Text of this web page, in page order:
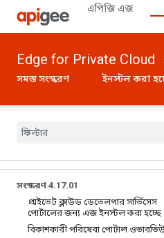
এপিজি এজ
Edge for Private Cloud
সমস্ত সংস্করণ ইনস্টল করা
সংস্করণ 4.17.01
প্রাইভেট ক্লাউড ডেভেলপার সার্ভিসেস
পোর্টালের জন্য এজ ইনস্টল করা হচ্ছে
বিকাশকারী পরিষেবা পোর্টাল